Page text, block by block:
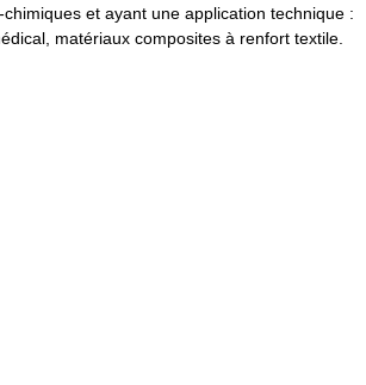
et ayant une application technique :
matériaux composites à renfort textile.